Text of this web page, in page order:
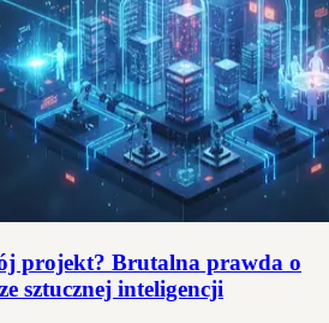
projekt? Brutalna prawda o
sztucznej inteligencji